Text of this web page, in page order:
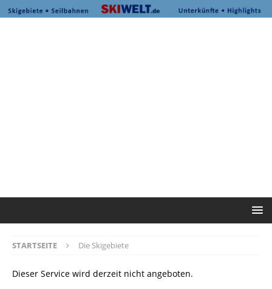
STARTSEITE Die Skigebiete
Dieser Service wird derzeit nicht angeboten.